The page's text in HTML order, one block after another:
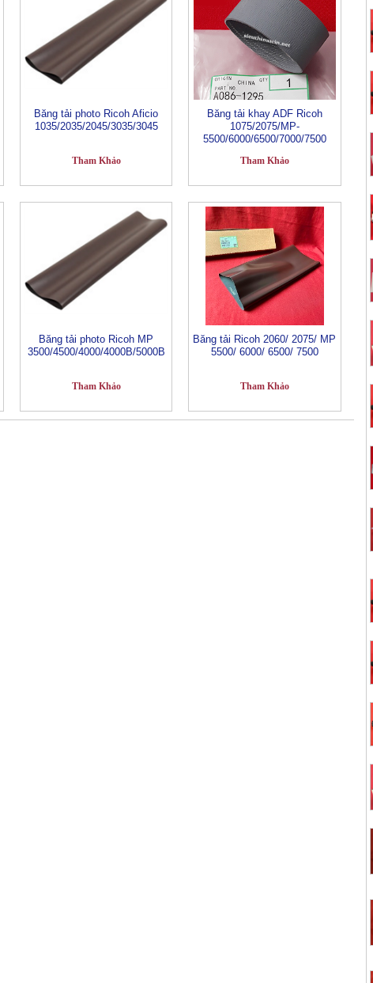
Băng tải photo Ricoh Aficio
1035/2035/2045/3035/3045
Tham Khảo
Băng tải khay ADF Ricoh
1075/2075/MP-
5500/6000/6500/7000/7500
Tham Khảo
Băng tải photo Ricoh MP
3500/4500/4000/4000B/5000B
Tham Khảo
Băng tải Ricoh 2060/ 2075/ MP
5500/ 6000/ 6500/ 7500
Tham Khảo